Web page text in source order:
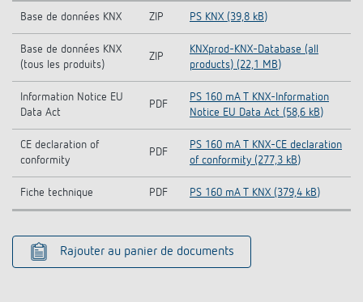
Base de données KNX ZIP PS KNX (39,8 kB)
Base de données KNX
(tous les produits)
ZIP
KNXprod-KNX-Database (all
products) (22,1 MB)
Information Notice EU
Data Act
PDF
PS 160 mA T KNX-Information
Notice EU Data Act (58,6 kB)
CE declaration of
conformity
PDF
PS 160 mA T KNX-CE declaration
of conformity (277,3 kB)
Fiche technique PDF PS 160 mA T KNX (379,4 kB)
Rajouter au panier de documents